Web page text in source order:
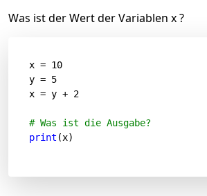
Was ist der Wert der Variablen x ?
x = 10
y = 5
x = y + 2
# Was ist die Ausgabe?
print (x)